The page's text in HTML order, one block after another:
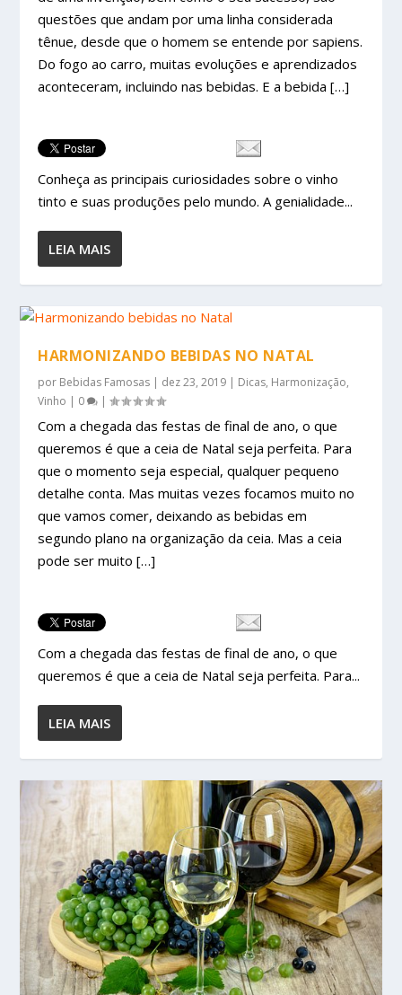
questões que andam por uma linha considerada
tênue, desde que o homem se entende por sapiens.
Do fogo ao carro, muitas evoluções e aprendizados
aconteceram, incluindo nas bebidas. E a bebida […]
Conheça as principais curiosidades sobre o vinho
tinto e suas produções pelo mundo. A genialidade...
LEIA MAIS
HARMONIZANDO BEBIDAS NO NATAL
por Bebidas Famosas | dez 23, 2019 | Dicas, Harmonização,
Vinho | 0 |
Com a chegada das festas de final de ano, o que
queremos é que a ceia de Natal seja perfeita. Para
que o momento seja especial, qualquer pequeno
detalhe conta. Mas muitas vezes focamos muito no
que vamos comer, deixando as bebidas em
segundo plano na organização da ceia. Mas a ceia
pode ser muito […]
Com a chegada das festas de final de ano, o que
queremos é que a ceia de Natal seja perfeita. Para...
LEIA MAIS